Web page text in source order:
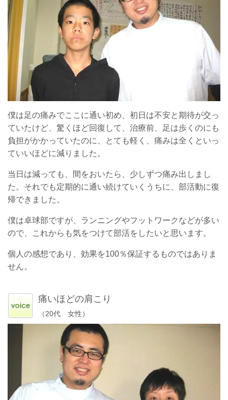
僕は足の痛みでここに通い初め、初日は不安と期待が交っ
ていたけど、驚くほど回復して、治療前、足は歩くのにも
負担がかかっていたのに、とても軽く、痛みは全くといっ
ていいほどに減りました。
当日は減っても、間をおいたら、少しずつ痛み出しまし
た。それでも定期的に通い続けていくうちに、部活動に復
帰できました。
僕は卓球部ですが、ランニングやフットワークなどが多い
ので、これからも気をつけて部活をしたいと思います。
個人の感想であり、効果を100％保証するものではありま
せん。
痛いほどの肩こり
（20代 女性）